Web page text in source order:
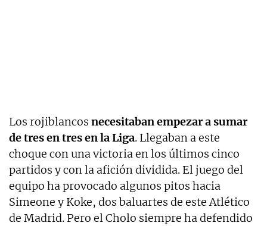
Los rojiblancos necesitaban empezar a sumar
de tres en tres en la Liga. Llegaban a este
choque con una victoria en los últimos cinco
partidos y con la afición dividida. El juego del
equipo ha provocado algunos pitos hacia
Simeone y Koke, dos baluartes de este Atlético
de Madrid. Pero el Cholo siempre ha defendido